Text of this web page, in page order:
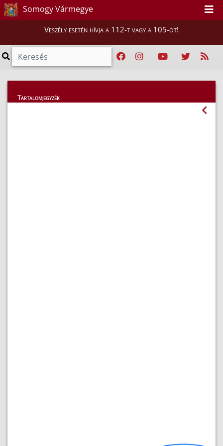
Somogy Vármegye
Veszély esetén hívja a 112-t vagy a 105-öt!
Magunkról
Tartalomjegyzék